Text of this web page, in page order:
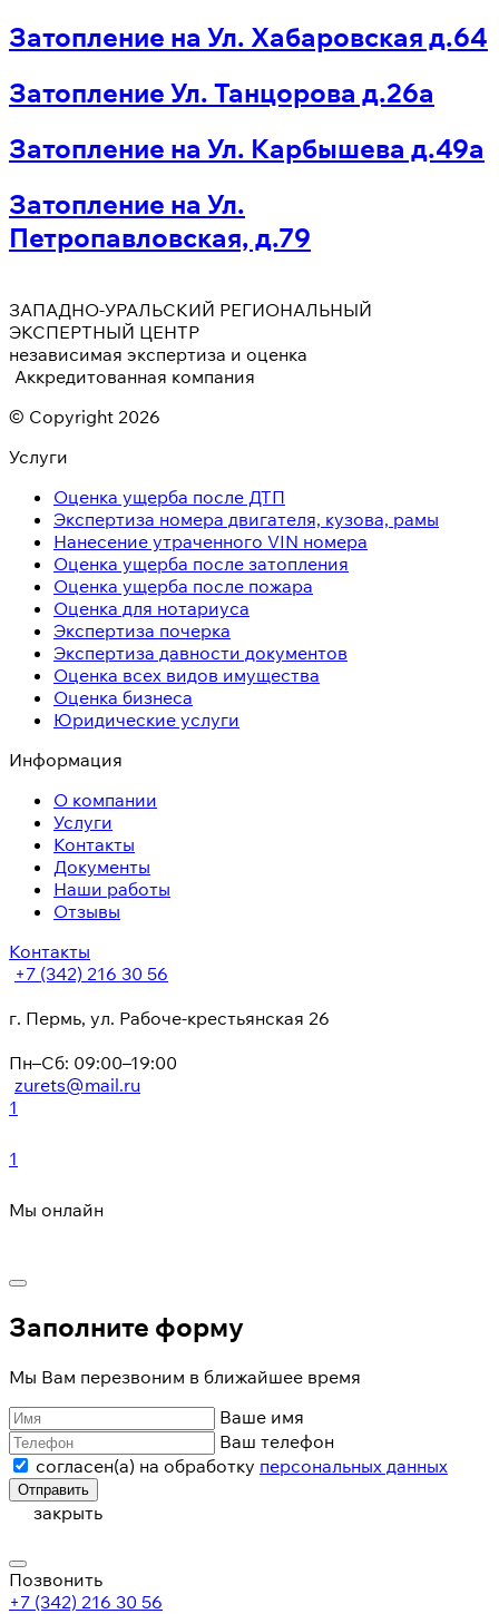
Затопление на Ул. Хабаровская д.64
Затопление Ул. Танцорова д.26а
Затопление на Ул. Карбышева д.49а
Затопление на Ул.
Петропавловская, д.79
ЗАПАДНО-УРАЛЬСКИЙ РЕГИОНАЛЬНЫЙ
ЭКСПЕРТНЫЙ ЦЕНТР
независимая экспертиза и оценка
Аккредитованная компания
© Copyright 2026
Услуги
Оценка ущерба после ДТП
Экспертиза номера двигателя, кузова, рамы
Нанесение утраченного VIN номера
Оценка ущерба после затопления
Оценка ущерба после пожара
Оценка для нотариуса
Экспертиза почерка
Экспертиза давности документов
Оценка всех видов имущества
Оценка бизнеса
Юридические услуги
Информация
О компании
Услуги
Контакты
Документы
Наши работы
Отзывы
Контакты
+7 (342) 216 30 56
г. Пермь, ул. Рабоче-крестьянская 26
Пн–Сб: 09:00–19:00
zurets@mail.ru
1
1
Мы онлайн
Заполните форму
Мы Вам перезвоним в ближайшее время
Ваше имя
Ваш телефон
согласен(а) на обработку персональных данных
Отправить
закрыть
Позвонить
+7 (342) 216 30 56